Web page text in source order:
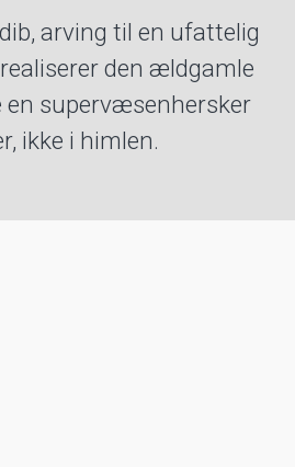
arving til en ufattelig
den ældgamle
en supervæsenhersker
ikke i himlen.